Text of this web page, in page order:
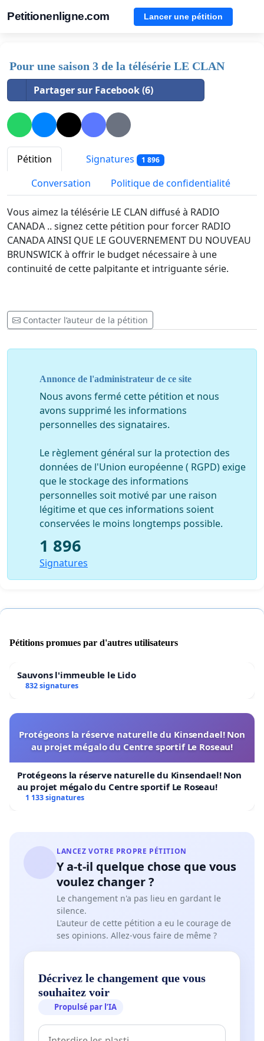
Petitionenligne.com Lancer une pétition
Pour une saison 3 de la télésérie LE CLAN
Partager sur Facebook (6)
Pétition Signatures 1 896
Conversation Politique de confidentialité
Vous aimez la télésérie LE CLAN diffusé à RADIO
CANADA .. signez cette pétition pour forcer RADIO
CANADA AINSI QUE LE GOUVERNEMENT DU NOUVEAU
BRUNSWICK à offrir le budget nécessaire à une
continuité de cette palpitante et intriguante série.
Contacter l’auteur de la pétition
Annonce de l'administrateur de ce site
Nous avons fermé cette pétition et nous
avons supprimé les informations
personnelles des signataires.
Le règlement général sur la protection des
données de l'Union européenne ( RGPD) exige
que le stockage des informations
personnelles soit motivé par une raison
légitime et que ces informations soient
conservées le moins longtemps possible.
1 896
Signatures
Pétitions promues par d'autres utilisateurs
Sauvons l'immeuble le Lido
832 signatures
Protégeons la réserve naturelle du Kinsendael! Non
au projet mégalo du Centre sportif Le Roseau!
Protégeons la réserve naturelle du Kinsendael! Non
au projet mégalo du Centre sportif Le Roseau!
1 133 signatures
LANCEZ VOTRE PROPRE PÉTITION
Y a-t-il quelque chose que vous
voulez changer ?
Le changement n'a pas lieu en gardant le
silence.
L'auteur de cette pétition a eu le courage de
ses opinions. Allez-vous faire de même ?
Décrivez le changement que vous
souhaitez voir
Propulsé par l’IA